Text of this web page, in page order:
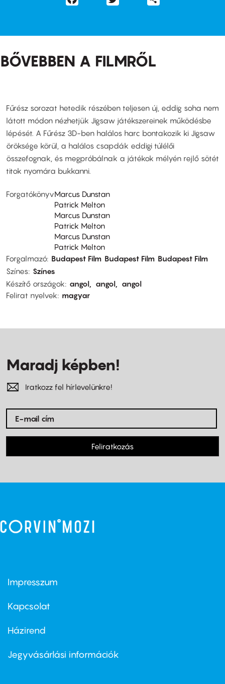
BŐVEBBEN A FILMRŐL
Fűrész sorozat hetedik részében teljesen új, eddig soha nem
látott módon nézhetjük Jigsaw játékszereinek működésbe
lépését. A Fűrész 3D-ben halálos harc bontakozik ki Jigsaw
öröksége körül, a halálos csapdák eddigi túlélői
összefognak, és megpróbálnak a játékok mélyén rejlő sötét
titok nyomára bukkanni.
ForgatókönyvMarcus Dunstan
Patrick Melton
Marcus Dunstan
Patrick Melton
Marcus Dunstan
Patrick Melton
Forgalmazó Budapest Film Budapest Film Budapest Film
Színes Színes
Készítő országok
angol angol
angol
Felirat nyelvek
magyar
Maradj képben!
Iratkozz fel hírlevelünkre!
Feliratkozás
Footer
first
Impresszum
Kapcsolat
Footer
second
Házirend
Jegyvásárlási információk